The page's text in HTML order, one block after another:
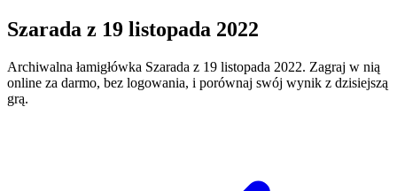
Szarada z 19 listopada 2022
Archiwalna łamigłówka Szarada z 19 listopada 2022. Zagraj w nią
online za darmo, bez logowania, i porównaj swój wynik z dzisiejszą
grą.